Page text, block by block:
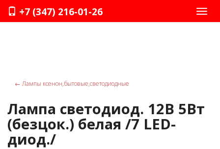
+7 (347) 216-01-26
←Лампы ксенон,бытовые,светодиодные
Лампа светодиод. 12В 5Вт
(безцок.) белая /7 LED-
диод./